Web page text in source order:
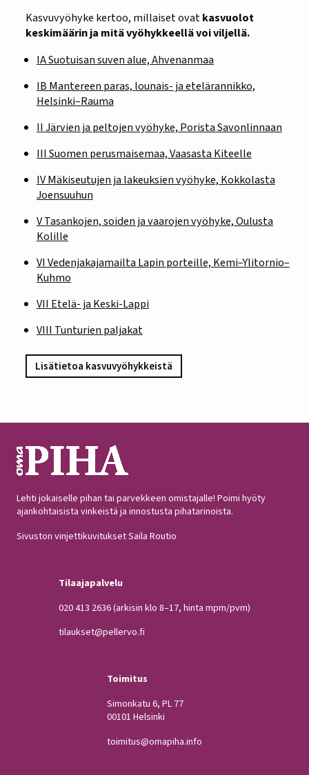
Kasvuvyöhyke kertoo, millaiset ovatkasvuolot
keskimäärin ja mitä vyöhykkeellä voi viljellä.
IA Suotuisan suven alue, Ahvenanmaa
IB Mantereen paras, lounais- ja etelärannikko,
Helsinki–Rauma
II Järvien ja peltojen vyöhyke, Porista Savonlinnaan
III Suomen perusmaisemaa, Vaasasta Kiteelle
IV Mäkiseutujen ja lakeuksien vyöhyke, Kokkolasta
Joensuuhun
V Tasankojen, soiden ja vaarojen vyöhyke, Oulusta
Kolille
VI Vedenjakajamailta Lapin porteille, Kemi–Ylitornio–
Kuhmo
VII Etelä- ja Keski-Lappi
VIII Tunturien paljakat
Lisätietoa kasvuvyöhykkeistä
Lehti jokaiselle pihan tai parvekkeen omistajalle! Poimi hyöty
ajankohtaisista vinkeistä ja innostusta pihatarinoista.
Sivuston vinjettikuvitukset Saila Routio
Tilaajapalvelu
020 413 2636(arkisin klo 8–17, hinta mpm/pvm)
tilaukset@pellervo.fi
Toimitus
Simonkatu 6, PL 77
00101 Helsinki
toimitus@omapiha.info